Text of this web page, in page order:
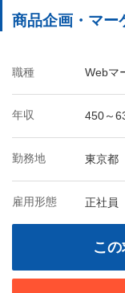
商品企画・マー
職種 Webマ
年収 450～
勤務地 東京都
雇用形態 正社員
こ